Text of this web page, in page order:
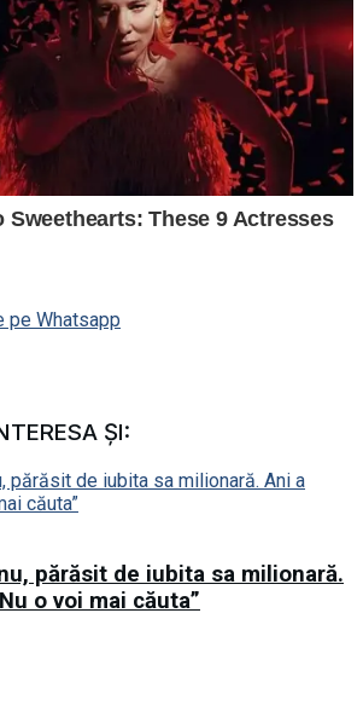
pe Whatsapp
ȘI:
părăsit de iubita sa milionară.
o voi mai căuta”